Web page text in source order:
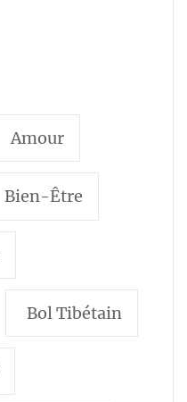
Amour
Bien-Être
Bol Tibétain